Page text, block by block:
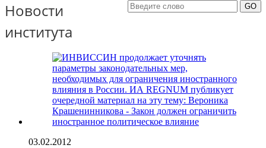
Новости
института
03.02.2012